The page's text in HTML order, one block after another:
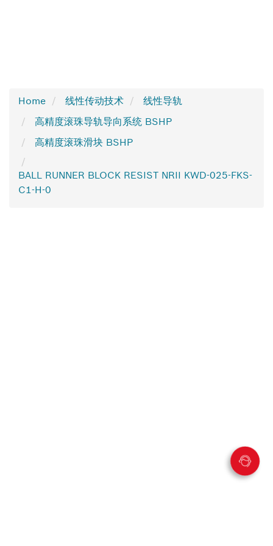
Home 线性传动技术
线性导轨
高精度滚珠导轨导向系统 BSHP
高精度滚珠滑块 BSHP
BALL RUNNER BLOCK RESIST NRII KWD-025-FKS-
C1-H-0